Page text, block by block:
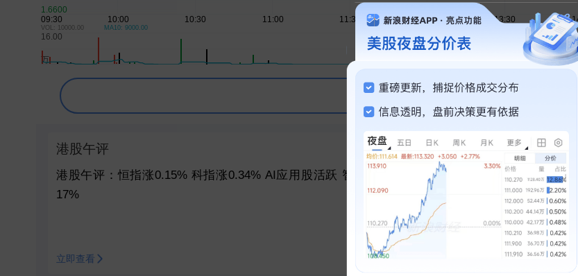
VOL: 10000.00 MA10: 9000.00
问一问芝麻AI 为你解读行情走势
港股午评
港股午评：恒指涨0.15% 科指涨0.34% AI应用股活跃 智谱、MINIMAX涨超
17%
立即查看
全球大类资产表现
科创50
纽约黄金
上证指数
查看全部100+资产对比